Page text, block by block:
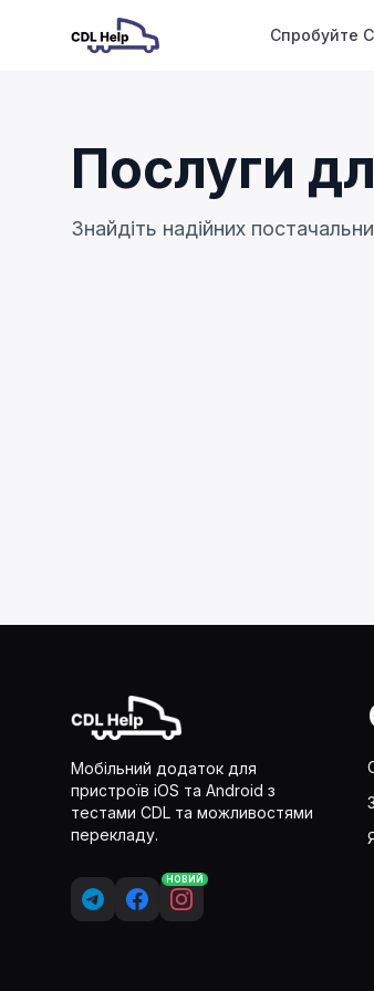
Спробуйте
Послуги
Знайдіть надійних
Мобільний додаток для
пристроїв iOS та Android з
тестами CDL та можливостями
перекладу.
НОВИЙ